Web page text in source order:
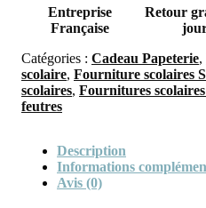
Entreprise
Française
Retour
Catégories : Cadeau Papeterie,
scolaire, Fourniture scolaires
scolaires, Fournitures
feutres
Description
Informations
Avis (0)